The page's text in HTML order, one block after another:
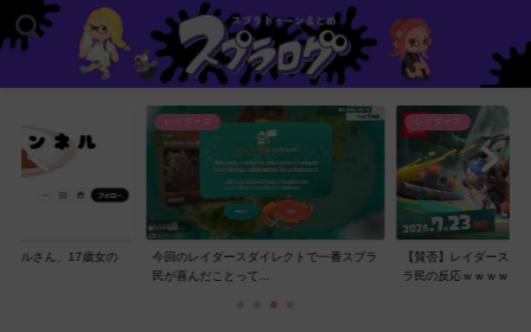
ネルさん、17歳女の
レイダース
今回のレイダースダイレクトで一番スプラ
民が喜んだことって...
レイダース
【賛否】レイダースダ
ラ民の反応ｗｗｗｗ...